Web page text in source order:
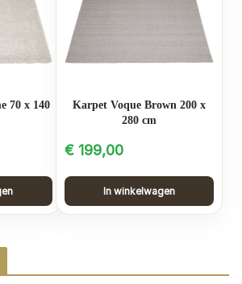
70 x 140
Karpet Voque Brown 200 x
280 cm
€199,00
In winkelwagen